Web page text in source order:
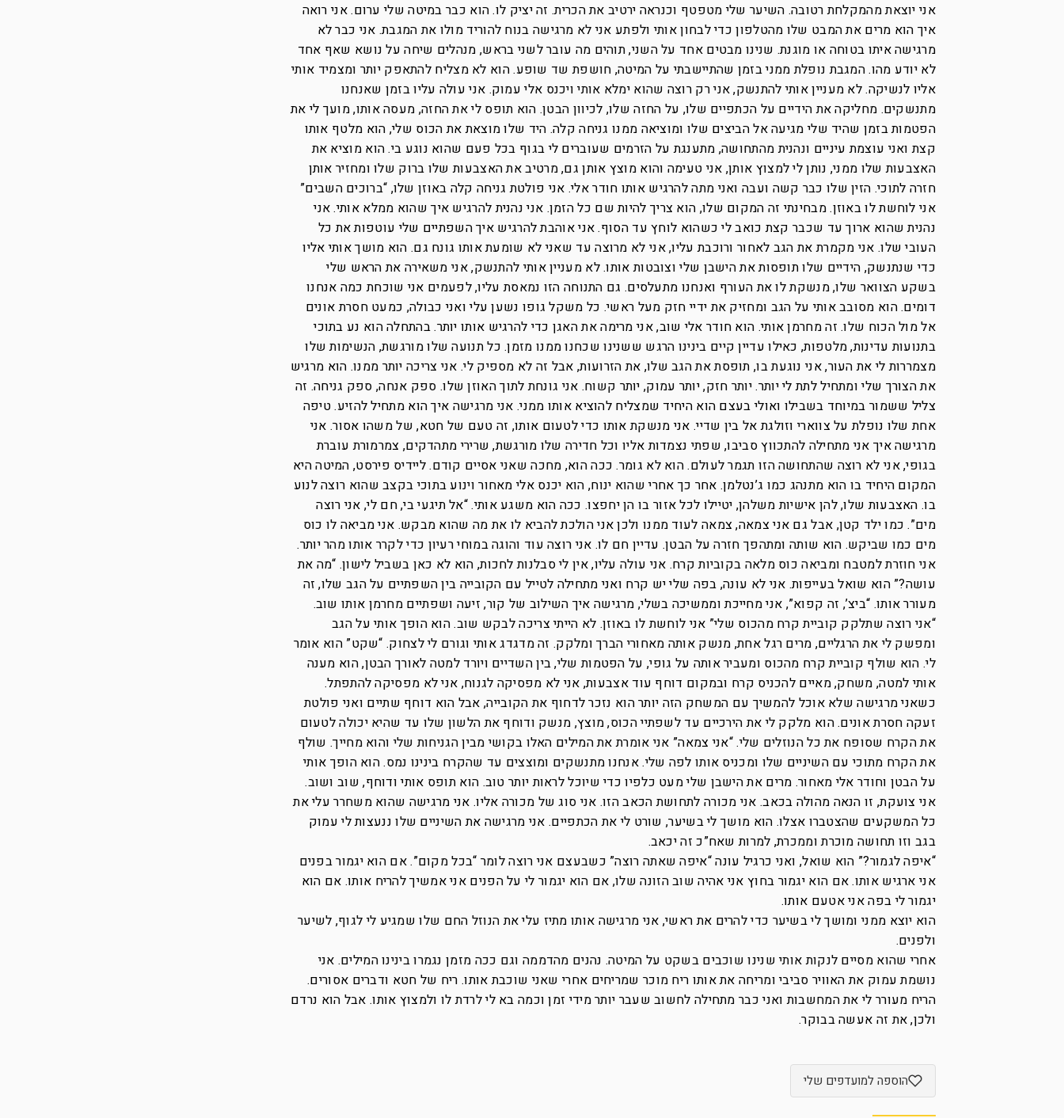
אני יוצאת מהמקלחת רטובה. השיער שלי מטפטף וכנראה ירטיב את הכרית. זה יציק לו. הוא כבר במיטה שלי ערום. אני רואה
איך הוא מרים את המבט שלו מהטלפון כדי לבחון אותי ולפתע אני לא מרגישה בנוח להוריד מולו את המגבת. אני כבר לא
מרגישה איתו בטוחה או מוגנת. שנינו מבטים אחד על השני, תוהים מה עובר לשני בראש, מנהלים שיחה על נושא שאף אחד
לא יודע מהו. המגבת נופלת ממני בזמן שהתיישבתי על המיטה, חושפת שד שופע. הוא לא מצליח להתאפק יותר ומצמיד אותי
אליו לנשיקה. לא מעניין אותי להתנשק, אני רק רוצה שהוא ימלא אותי ויכנס אלי עמוק. אני עולה עליו בזמן שאנחנו
מתנשקים. מחליקה את הידיים על הכתפיים שלו, על החזה שלו, לכיוון הבטן. הוא תופס לי את החזה, מעסה אותו, מועך לי את
הפטמות בזמן שהיד שלי מגיעה אל הביצים שלו ומוציאה ממנו גניחה קלה. היד שלו מוצאת את הכוס שלי, הוא מלטף אותו
קצת ואני עוצמת עיניים ונהנית מהתחושה, מתענגת על הזרמים שעוברים לי בגוף בכל פעם שהוא נוגע בי. הוא מוציא את
האצבעות שלו ממני, נותן לי למצוץ אותן, אני טעימה והוא מוצץ אותן גם, מרטיב את האצבעות שלו ברוק שלו ומחזיר אותן
חזרה לתוכי. הזין שלו כבר קשה ועבה ואני מתה להרגיש אותו חודר אלי. אני פולטת גניחה קלה באוזן שלו, “ברוכים השבים”
אני לוחשת לו באוזן. מבחינתי זה המקום שלו, הוא צריך להיות שם כל הזמן. אני נהנית להרגיש איך שהוא ממלא אותי. אני
נהנית שהוא ארוך עד שכבר קצת כואב לי כשהוא לוחץ עד הסוף. אני אוהבת להרגיש איך השפתיים שלי עוטפות את כל
העובי שלו. אני מקמרת את הגב לאחור ורוכבת עליו, אני לא מרוצה עד שאני לא שומעת אותו גונח גם. הוא מושך אותי אליו
כדי שנתנשק, הידיים שלו תופסות את הישבן שלי וצובטות אותו. לא מעניין אותי להתנשק, אני משאירה את הראש שלי
בשקע הצוואר שלו, מנשקת לו את העורף ואנחנו מתעלסים. גם התנוחה הזו נמאסת עליו, לפעמים אני שוכחת כמה אנחנו
דומים. הוא מסובב אותי על הגב ומחזיק את ידיי חזק מעל ראשי. כל משקל גופו נשען עלי ואני כבולה, כמעט חסרת אונים
אל מול הכוח שלו. זה מחרמן אותי. הוא חודר אלי שוב, אני מרימה את האגן כדי להרגיש אותו יותר. בהתחלה הוא נע בתוכי
בתנועות עדינות, מלטפות, כאילו עדיין קיים בינינו הרגש ששנינו שכחנו ממנו מזמן. כל תנועה שלו מורגשת, הנשימות שלו
מצמררות לי את העור, אני נוגעת בו, תופסת את הגב שלו, את הזרועות, אבל זה לא מספיק לי. אני צריכה יותר ממנו. הוא מרגיש
את הצורך שלי ומתחיל לתת לי יותר. יותר חזק, יותר עמוק, יותר קשוח. אני גונחת לתוך האוזן שלו. ספק אנחה, ספק גניחה. זה
צליל ששמור במיוחד בשבילו ואולי בעצם הוא היחיד שמצליח להוציא אותו ממני. אני מרגישה איך הוא מתחיל להזיע. טיפה
אחת שלו נופלת על צווארי וזולגת אל בין שדיי. אני מנשקת אותו כדי לטעום אותו, זה טעם של חטא, של משהו אסור. אני
מרגישה איך אני מתחילה להתכווץ סביבו, שפתי נצמדות אליו וכל חדירה שלו מורגשת, שרירי מתהדקים, צמרמורת עוברת
בגופי, אני לא רוצה שהתחושה הזו תגמר לעולם. הוא לא גומר. ככה הוא, מחכה שאני אסיים קודם. ליידיס פירסט, המיטה היא
המקום היחיד בו הוא מתנהג כמו ג’נטלמן. אחר כך אחרי שהוא ינוח, הוא יכנס אלי מאחור וינוע בתוכי בקצב שהוא רוצה לנוע
בו. האצבעות שלו, להן אישיות משלהן, יטיילו לכל אזור בו הן יחפצו. ככה הוא משגע אותי. “אל תיגעי בי, חם לי, אני רוצה
מים”. כמו ילד קטן, אבל גם אני צמאה, צמאה לעוד ממנו ולכן אני הולכת להביא לו את מה שהוא מבקש. אני מביאה לו כוס
מים כמו שביקש. הוא שותה ומתהפך חזרה על הבטן. עדיין חם לו. אני רוצה עוד והוגה במוחי רעיון כדי לקרר אותו מהר יותר.
אני חוזרת למטבח ומביאה כוס מלאה בקוביות קרח. אני עולה עליו, אין לי סבלנות לחכות, הוא לא כאן בשביל לישון. “מה את
עושה?” הוא שואל בעייפות. אני לא עונה, בפה שלי יש קרח ואני מתחילה לטייל עם הקובייה בין השפתיים על הגב שלו, זה
מעורר אותו. “ביצ’, זה קפוא”, אני מחייכת וממשיכה בשלי, מרגישה איך השילוב של קור, זיעה ושפתיים מחרמן אותו שוב.
“אני רוצה שתלקק קוביית קרח מהכוס שלי” אני לוחשת לו באוזן. לא הייתי צריכה לבקש שוב. הוא הופך אותי על הגב
ומפשק לי את הרגליים, מרים רגל אחת, מנשק אותה מאחורי הברך ומלקק. זה מדגדג אותי וגורם לי לצחוק. “שקט” הוא אומר
לי. הוא שולף קוביית קרח מהכוס ומעביר אותה על גופי, על הפטמות שלי, בין השדיים ויורד למטה לאורך הבטן, הוא מענה
אותי למטה, משחק, מאיים להכניס קרח ובמקום דוחף עוד אצבעות, אני לא מפסיקה לגנוח, אני לא מפסיקה להתפתל.
כשאני מרגישה שלא אוכל להמשיך עם המשחק הזה יותר הוא נזכר לדחוף את הקובייה, אבל הוא דוחף שתיים ואני פולטת
זעקה חסרת אונים. הוא מלקק לי את הירכיים עד לשפתיי הכוס, מוצץ, מנשק ודוחף את הלשון שלו עד שהיא יכולה לטעום
את הקרח שסופח את כל הנוזלים שלי. “אני צמאה” אני אומרת את המילים האלו בקושי מבין הגניחות שלי והוא מחייך. שולף
את הקרח מתוכי עם השיניים שלו ומכניס אותו לפה שלי. אנחנו מתנשקים ומוצצים עד שהקרח בינינו נמס. הוא הופך אותי
על הבטן וחודר אלי מאחור. מרים את הישבן שלי מעט כלפיו כדי שיוכל לראות יותר טוב. הוא תופס אותי ודוחף, שוב ושוב.
אני צועקת, זו הנאה מהולה בכאב. אני מכורה לתחושת הכאב הזו. אני סוג של מכורה אליו. אני מרגישה שהוא משחרר עלי את
כל המשקעים שהצטברו אצלו. הוא מושך לי בשיער, שורט לי את הכתפיים. אני מרגישה את השיניים שלו ננעצות לי עמוק
בגב וזו תחושה מוכרת וממכרת, למרות שאח”כ זה יכאב.
“איפה לגמור?” הוא שואל, ואני כרגיל עונה “איפה שאתה רוצה” כשבעצם אני רוצה לומר “בכל מקום”. אם הוא יגמור בפנים
אני ארגיש אותו. אם הוא יגמור בחוץ אני אהיה שוב הזונה שלו, אם הוא יגמור לי על הפנים אני אמשיך להריח אותו. אם הוא
יגמור לי בפה אני אטעם אותו.
הוא יוצא ממני ומושך לי בשיער כדי להרים את ראשי, אני מרגישה אותו מתיז עלי את הנוזל החם שלו שמגיע לי לגוף, לשיער
ולפנים.
אחרי שהוא מסיים לנקות אותי שנינו שוכבים בשקט על המיטה. נהנים מהדממה וגם ככה מזמן נגמרו בינינו המילים. אני
נושמת עמוק את האוויר סביבי ומריחה את אותו ריח מוכר שמריחים אחרי שאני שוכבת אותו. ריח של חטא ודברים אסורים.
הריח מעורר לי את המחשבות ואני כבר מתחילה לחשוב שעבר יותר מידי זמן וכמה בא לי לרדת לו ולמצוץ אותו. אבל הוא נרדם
ולכן, את זה אעשה בבוקר.
הוספה למועדפים שלי